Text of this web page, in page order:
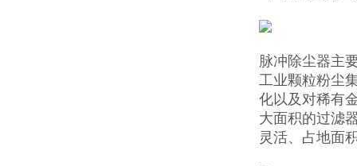
脉冲除尘器主
工业颗粒粉尘
化以及对稀有
大面积的过滤
灵活、占地面